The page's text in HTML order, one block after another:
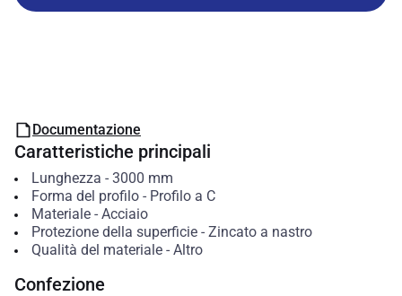
Documentazione
Caratteristiche principali
Lunghezza - 3000 mm
Forma del profilo- Profilo a C
Materiale- Acciaio
Protezione della superficie- Zincato a nastro
Qualità del materiale- Altro
Confezione